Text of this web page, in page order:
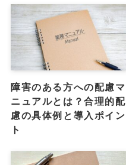
障害のある方への配慮マ
ニュアルとは？合理的配
慮の具体例と導入ポイン
ト